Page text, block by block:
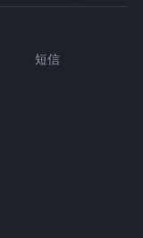
短信